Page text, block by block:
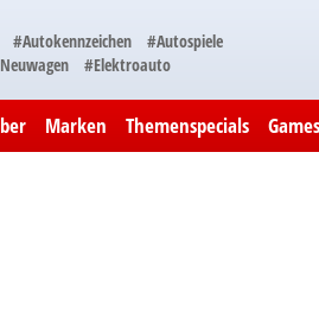
#Autokennzeichen
#Autospiele
#Elektroauto
Marken Themenspecials Games